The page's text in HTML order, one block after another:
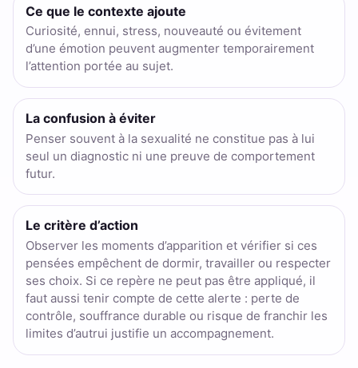
Ce que le contexte ajoute
Curiosité, ennui, stress, nouveauté ou évitement
d’une émotion peuvent augmenter temporairement
l’attention portée au sujet.
La confusion à éviter
Penser souvent à la sexualité ne constitue pas à lui
seul un diagnostic ni une preuve de comportement
futur.
Le critère d’action
Observer les moments d’apparition et vérifier si ces
pensées empêchent de dormir, travailler ou respecter
ses choix. Si ce repère ne peut pas être appliqué, il
faut aussi tenir compte de cette alerte : perte de
contrôle, souffrance durable ou risque de franchir les
limites d’autrui justifie un accompagnement.